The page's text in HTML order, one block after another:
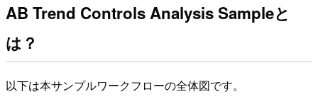
AB Trend Controls Analysis Sampleと
は？
以下は本サンプルワークフローの全体図です。